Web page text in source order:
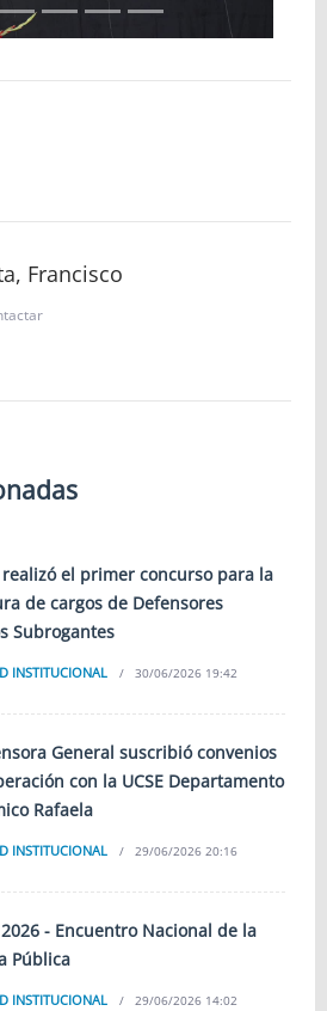
Francisco
realizó el primer concurso para la
de cargos de Defensores
Subrogantes
INSTITUCIONAL 30/06/2026 19:42
General suscribió convenios
con la UCSE Departamento
Rafaela
INSTITUCIONAL 29/06/2026 20:16
2026 - Encuentro Nacional de la
Pública
INSTITUCIONAL 29/06/2026 14:02